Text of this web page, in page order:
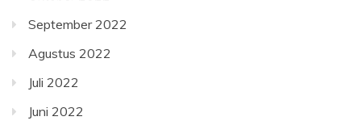
September 2022
Agustus 2022
Juli 2022
Juni 2022